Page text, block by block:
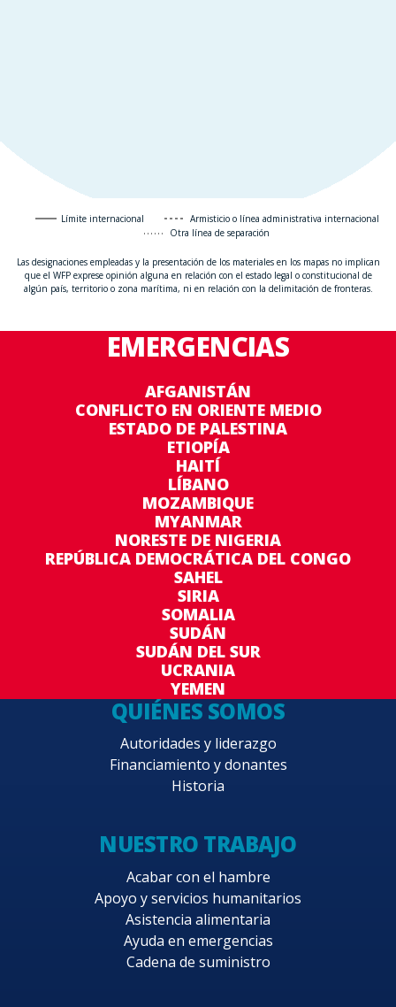
Límite internacional
Armisticio o línea administrativa internacional
Otra línea de separación
Las designaciones empleadas y la presentación de los materiales en los mapas no implican
que el WFP exprese opinión alguna en relación con el estado legal o constitucional de
algún país, territorio o zona marítima, ni en relación con la delimitación de fronteras.
EMERGENCIAS
AFGANISTÁN
CONFLICTO EN ORIENTE MEDIO
ESTADO DE PALESTINA
ETIOPÍA
HAITÍ
LÍBANO
MOZAMBIQUE
MYANMAR
NORESTE DE NIGERIA
REPÚBLICA DEMOCRÁTICA DEL CONGO
SAHEL
SIRIA
SOMALIA
SUDÁN
SUDÁN DEL SUR
UCRANIA
YEMEN
QUIÉNES SOMOS
Autoridades y liderazgo
Financiamiento y donantes
Historia
NUESTRO TRABAJO
Acabar con el hambre
Apoyo y servicios humanitarios
Asistencia alimentaria
Ayuda en emergencias
Cadena de suministro